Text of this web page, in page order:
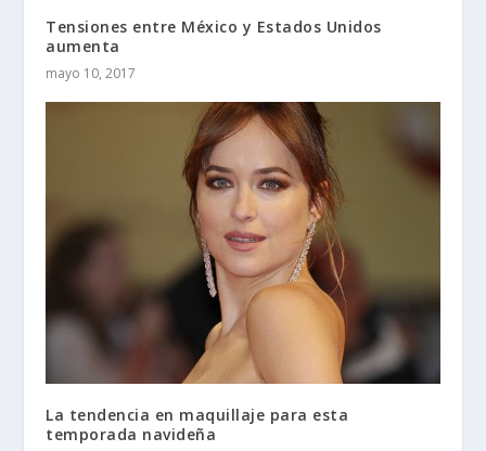
Tensiones entre México y Estados Unidos
aumenta
mayo 10, 2017
La tendencia en maquillaje para esta
temporada navideña